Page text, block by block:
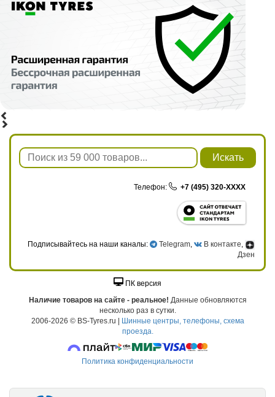
Искать
Телефон: +7 (495) 320-XXXX
Подписывайтесь на наши каналы: Telegram, В контакте,
Дзен
ПК версия
Наличие товаров на сайте - реальное! Данные обновляются
несколько раз в сутки.
2006-2026 © BS-Tyres.ru |
Шинные центры, телефоны, схема
проезда.
Политика конфиденциальности